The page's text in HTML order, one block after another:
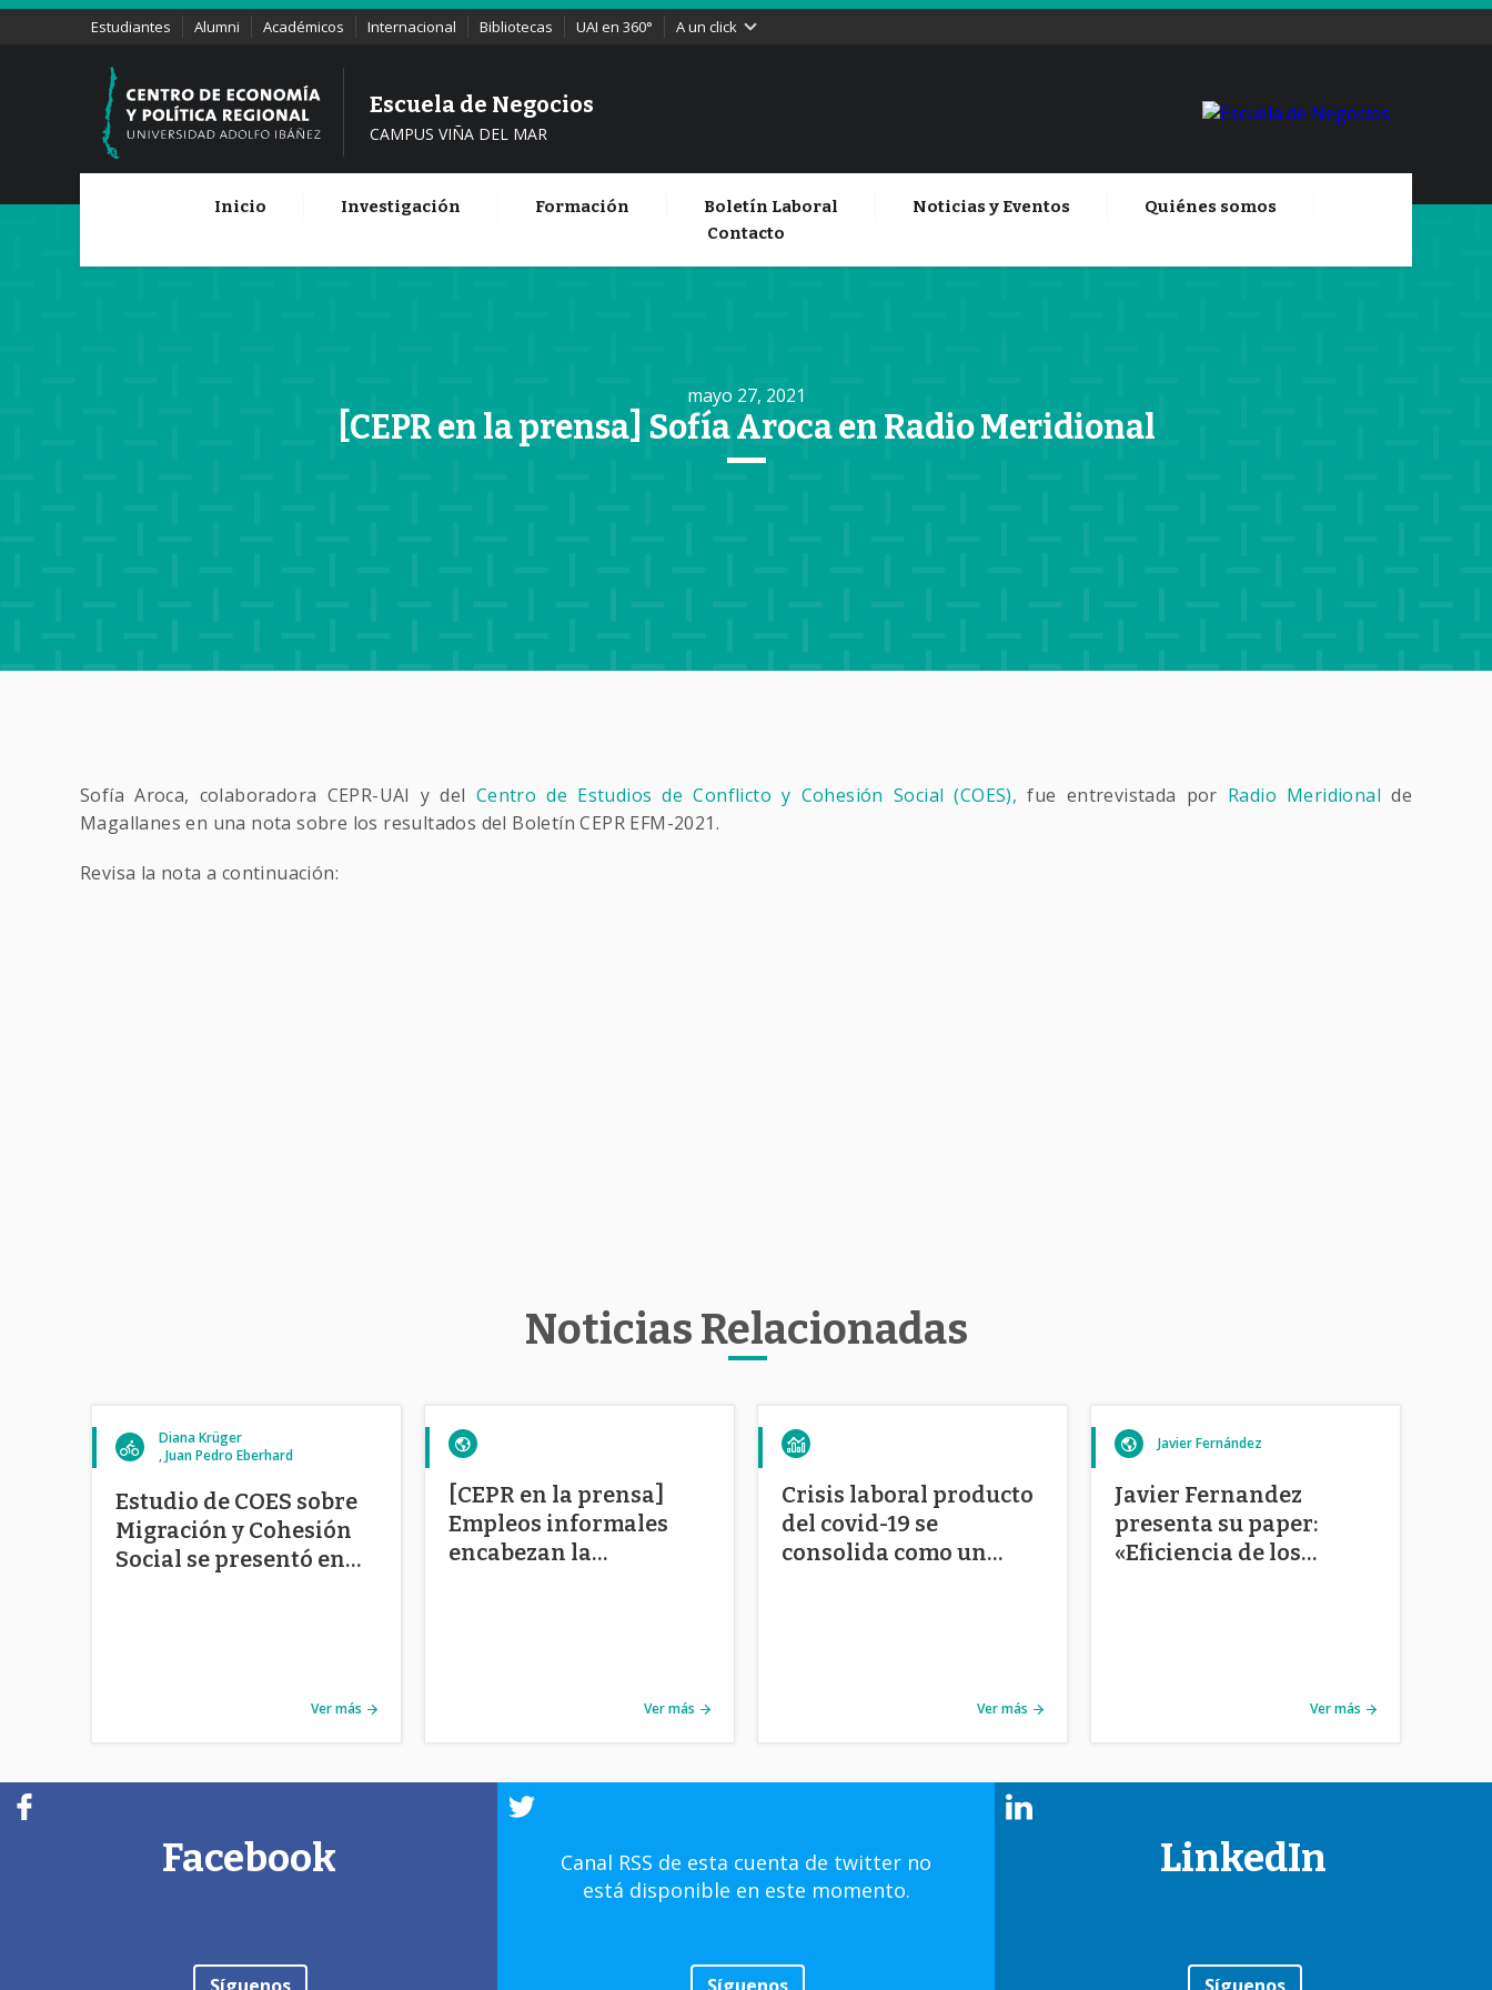
Estudiantes Alumni Académicos Internacional Bibliotecas UAI en 360° A un click
Escuela de Negocios
CAMPUS VIÑA DEL MAR
Inicio Investigación Formación Boletín Laboral Noticias y Eventos
Quiénes somos
Contacto
mayo 27, 2021
[CEPR en la prensa] Sofía Aroca en Radio Meridional
Sofía Aroca, colaboradora CEPR-UAI y del Centro de Estudios de Conflicto y Cohesión Social (COES), fue entrevistada por Radio Meridional de
Magallanes en una nota sobre los resultados del Boletín CEPR EFM-2021.
Revisa la nota a continuación:
Noticias Relacionadas
Diana Krüger
Juan Pedro Eberhard
Estudio de COES sobre
Migración y Cohesión
Social se presentó en
Ver más
[CEPR en la prensa]
Empleos informales
encabezan la
Ver más
Crisis laboral producto
del covid-19 se
consolida como un
Ver más
Javier Fernández
Javier Fernandez
presenta su paper:
«Eficiencia de los
Ver más
Facebook
Canal RSS de esta cuenta de twitter no
está disponible en este momento.
LinkedIn